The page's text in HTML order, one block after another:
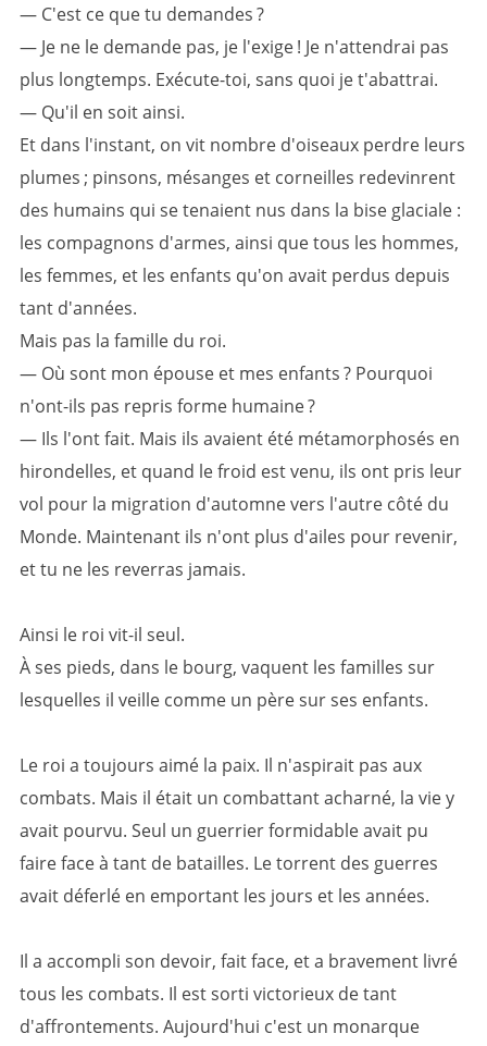
— C'est ce que tu demandes ?
— Je ne le demande pas, je l'exige ! Je n'attendrai pas
plus longtemps. Exécute-toi, sans quoi je t'abattrai.
— Qu'il en soit ainsi.
Et dans l'instant, on vit nombre d'oiseaux perdre leurs
plumes ; pinsons, mésanges et corneilles redevinrent
des humains qui se tenaient nus dans la bise glaciale :
les compagnons d'armes, ainsi que tous les hommes,
les femmes, et les enfants qu'on avait perdus depuis
tant d'années.
Mais pas la famille du roi.
— Où sont mon épouse et mes enfants ? Pourquoi
n'ont-ils pas repris forme humaine ?
— Ils l'ont fait. Mais ils avaient été métamorphosés en
hirondelles, et quand le froid est venu, ils ont pris leur
vol pour la migration d'automne vers l'autre côté du
Monde. Maintenant ils n'ont plus d'ailes pour revenir,
et tu ne les reverras jamais.
Ainsi le roi vit-il seul.
À ses pieds, dans le bourg, vaquent les familles sur
lesquelles il veille comme un père sur ses enfants.
Le roi a toujours aimé la paix. Il n'aspirait pas aux
combats. Mais il était un combattant acharné, la vie y
avait pourvu. Seul un guerrier formidable avait pu
faire face à tant de batailles. Le torrent des guerres
avait déferlé en emportant les jours et les années.
Il a accompli son devoir, fait face, et a bravement livré
tous les combats. Il est sorti victorieux de tant
d'affrontements. Aujourd'hui c'est un monarque